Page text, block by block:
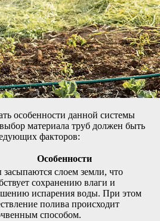
особенности данной системы
материала труб должен быть
факторов:
Особенности
засыпаются слоем земли, что
сохранению влаги и
испарения воды. При этом
полива происходит
способом.